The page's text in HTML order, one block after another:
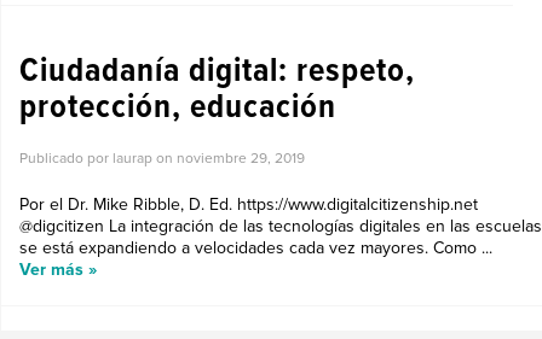
Ciudadanía digital: respeto,
protección, educación
Publicado por laurap on noviembre 29, 2019
Por el Dr. Mike Ribble, D. Ed. https://www.digitalcitizenship.net
@digcitizen La integración de las tecnologías digitales en las escuelas
se está expandiendo a velocidades cada vez mayores. Como ...
Ver más »